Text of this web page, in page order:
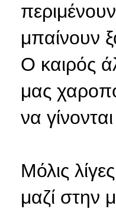
μπαίνουν
Ο καιρός
μας
να
Μόλις
μαζί στην